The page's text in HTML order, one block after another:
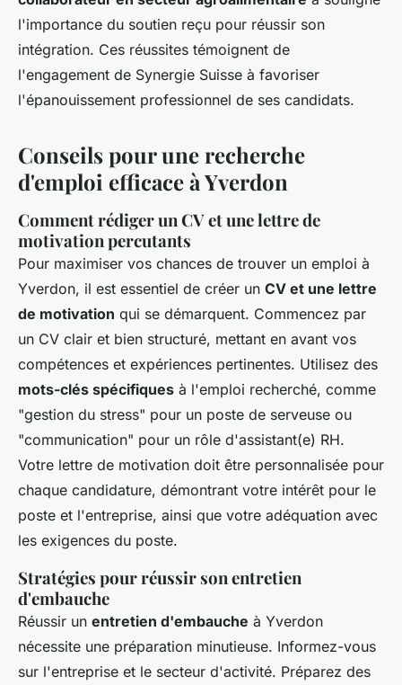
l'importance du soutien reçu pour réussir son
intégration. Ces réussites témoignent de
l'engagement de Synergie Suisse à favoriser
l'épanouissement professionnel de ses candidats.
Conseils pour une recherche
d'emploi efficace à Yverdon
Comment rédiger un CV et une lettre de
motivation percutants
Pour maximiser vos chances de trouver un emploi à
Yverdon, il est essentiel de créer un CV et une lettre
de motivation qui se démarquent. Commencez par
un CV clair et bien structuré, mettant en avant vos
compétences et expériences pertinentes. Utilisez des
mots-clés spécifiques à l'emploi recherché, comme
"gestion du stress" pour un poste de serveuse ou
"communication" pour un rôle d'assistant(e) RH.
Votre lettre de motivation doit être personnalisée pour
chaque candidature, démontrant votre intérêt pour le
poste et l'entreprise, ainsi que votre adéquation avec
les exigences du poste.
Stratégies pour réussir son entretien
d'embauche
Réussir un entretien d'embauche à Yverdon
nécessite une préparation minutieuse. Informez-vous
sur l'entreprise et le secteur d'activité. Préparez des